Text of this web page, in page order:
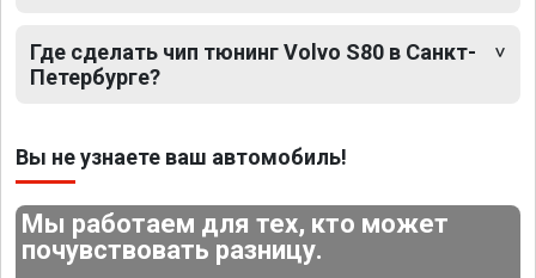
Где сделать чип тюнинг Volvo S80 в Санкт-
Петербурге?
Вы не узнаете ваш автомобиль!
Мы работаем для тех, кто может
почувствовать разницу.